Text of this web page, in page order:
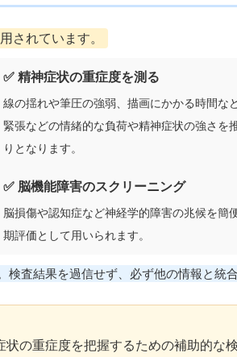
されています。
✅ 精神症状の重症度を測る
線の揺れや筆圧の強弱、描画にかかる時間な
緊張などの情緒的な負荷や精神症状の強さを
りとなります。
✅ 脳機能障害のスクリーニング
脳損傷や認知症など神経学的障害の兆候を簡
期評価として用いられます。
査結果を過信せず、必ず他の情報と統
の重症度を把握するための補助的な